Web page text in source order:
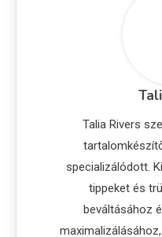
Talia Rivers
specializálódott.
tippeket és
beváltásához